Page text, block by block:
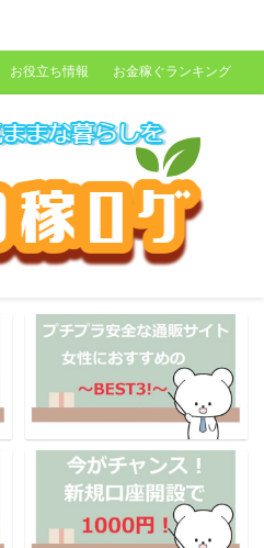
お役立ち情報 お金稼ぐランキング